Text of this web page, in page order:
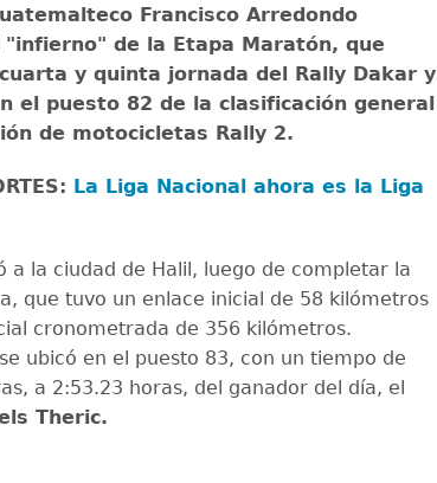
Francisco Arredondo
de la Etapa Maratón, que
y quinta jornada del Rally Dakar y
el puesto 82 de la clasificación general
de motocicletas Rally 2.
La Liga Nacional ahora es la Liga
a la ciudad de Halil, luego de completar la
que tuvo un enlace inicial de 58 kilómetros
cronometrada de 356 kilómetros.
ubicó en el puesto 83, con un tiempo de
a 2:53.23 horas, del ganador del día, el
Theric.